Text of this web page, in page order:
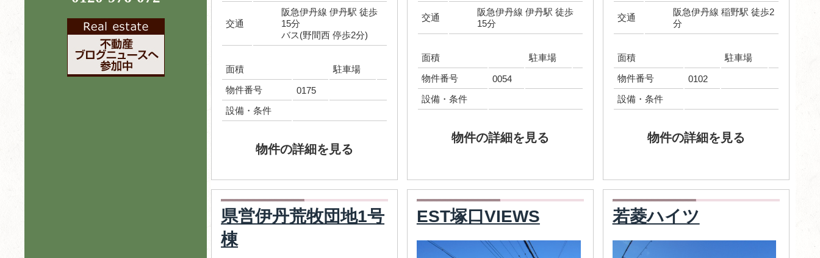
交通
阪急伊丹線 伊丹駅 徒歩
15分
バス(野間西 停歩2分)
面積
駐車場
物件番号
0175
設備・条件
物件の詳細を見る
交通
阪急伊丹線 伊丹駅 徒歩
15分
面積
駐車場
物件番号
0054
設備・条件
物件の詳細を見る
交通
阪急伊丹線 稲野駅 徒歩2
分
面積
駐車場
物件番号
0102
設備・条件
物件の詳細を見る
県営伊丹荒牧団地1号
棟
EST塚口VIEWS 若菱ハイツ